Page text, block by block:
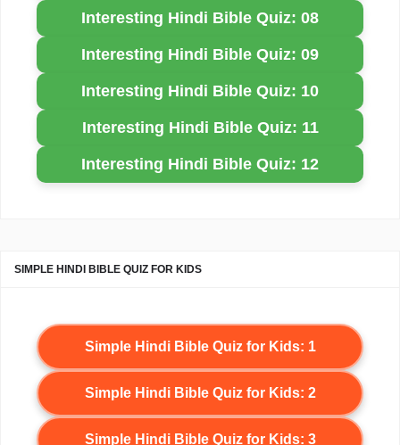
Interesting Hindi Bible Quiz: 08
Interesting Hindi Bible Quiz: 09
Interesting Hindi Bible Quiz: 10
Interesting Hindi Bible Quiz: 11
Interesting Hindi Bible Quiz: 12
SIMPLE HINDI BIBLE QUIZ FOR KIDS
Simple Hindi Bible Quiz for Kids: 1
Simple Hindi Bible Quiz for Kids: 2
Simple Hindi Bible Quiz for Kids: 3